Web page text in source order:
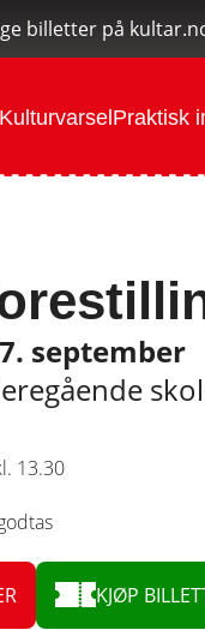
billetter på
Praktisk
september
13.30
KJØP